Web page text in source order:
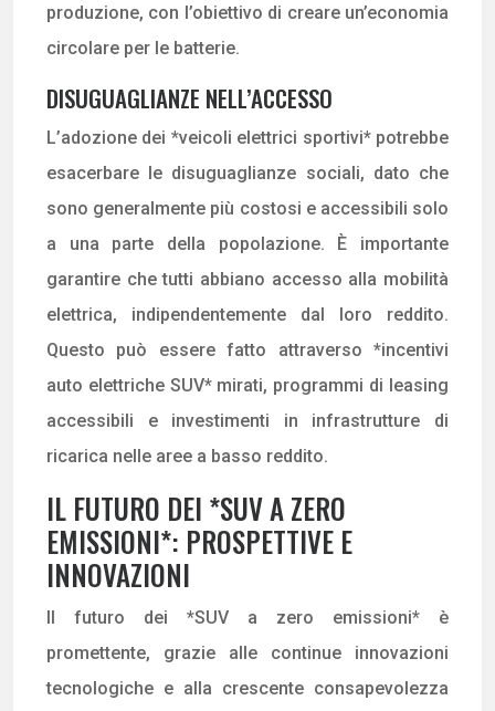
produzione, con l’obiettivo di creare un’economia
circolare per le batterie.
DISUGUAGLIANZE NELL’ACCESSO
L’adozione dei *veicoli elettrici sportivi* potrebbe
esacerbare le disuguaglianze sociali, dato che
sono generalmente più costosi e accessibili solo
a una parte della popolazione. È importante
garantire che tutti abbiano accesso alla mobilità
elettrica, indipendentemente dal loro reddito.
Questo può essere fatto attraverso *incentivi
auto elettriche SUV* mirati, programmi di leasing
accessibili e investimenti in infrastrutture di
ricarica nelle aree a basso reddito.
IL FUTURO DEI *SUV A ZERO
EMISSIONI*: PROSPETTIVE E
INNOVAZIONI
Il futuro dei *SUV a zero emissioni* è
promettente, grazie alle continue innovazioni
tecnologiche e alla crescente consapevolezza